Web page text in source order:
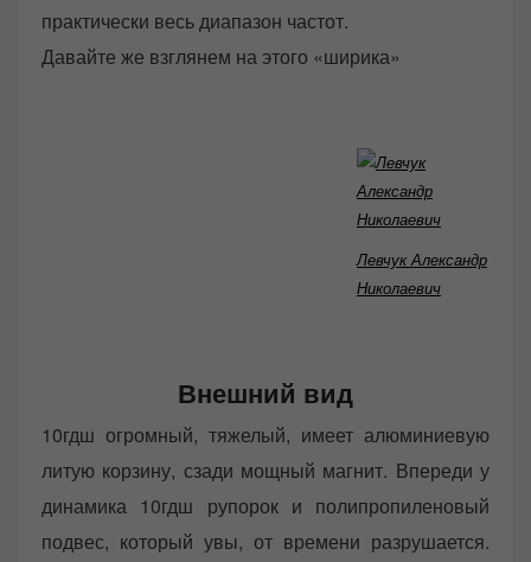
практически весь диапазон частот.
Давайте же взглянем на этого «ширика»
Левчук Александр
Николаевич
Внешний вид
10гдш огромный, тяжелый, имеет алюминиевую
литую корзину, сзади мощный магнит. Впереди у
динамика 10гдш рупорок и полипропиленовый
подвес, который увы, от времени разрушается.